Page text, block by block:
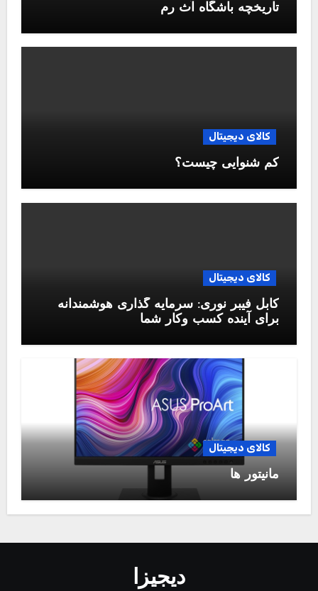
تاریخچه باشگاه آث رم
کالای دیجیتال
کم شنوایی چیست؟
کالای دیجیتال
کابل فیبر نوری: سرمایه گذاری هوشمندانه
برای آینده کسب وکار شما
کالای دیجیتال
مانیتور ها
دیجیزا